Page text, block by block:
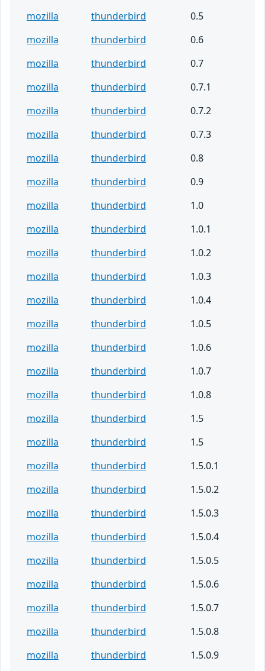
mozilla
thunderbird
0.5
mozilla
thunderbird
0.6
mozilla
thunderbird
0.7
mozilla
thunderbird
0.7.1
mozilla
thunderbird
0.7.2
mozilla
thunderbird
0.7.3
mozilla
thunderbird
0.8
mozilla
thunderbird
0.9
mozilla
thunderbird
1.0
mozilla
thunderbird
1.0.1
mozilla
thunderbird
1.0.2
mozilla
thunderbird
1.0.3
mozilla
thunderbird
1.0.4
mozilla
thunderbird
1.0.5
mozilla
thunderbird
1.0.6
mozilla
thunderbird
1.0.7
mozilla
thunderbird
1.0.8
mozilla
thunderbird
1.5
mozilla
thunderbird
1.5
mozilla
thunderbird
1.5.0.1
mozilla
thunderbird
1.5.0.2
mozilla
thunderbird
1.5.0.3
mozilla
thunderbird
1.5.0.4
mozilla
thunderbird
1.5.0.5
mozilla
thunderbird
1.5.0.6
mozilla
thunderbird
1.5.0.7
mozilla
thunderbird
1.5.0.8
mozilla
thunderbird 1.5.0.9